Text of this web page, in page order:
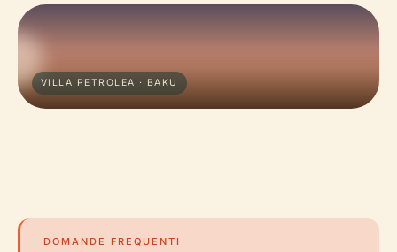
VILLA PETROLEA · BAKU
DOMANDE FREQUENTI